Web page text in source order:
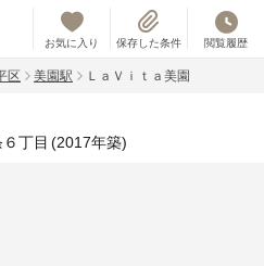
お気に入り 保存した条件 閲覧履歴
区 美園駅 ＬａＶｉｔａ美園
丁目 (2017年築)